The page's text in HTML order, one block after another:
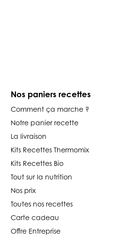
Nos paniers recettes
Comment ça marche ?
Notre panier recette
La livraison
Kits Recettes Thermomix
Kits Recettes Bio
Tout sur la nutrition
Nos prix
Toutes nos recettes
Carte cadeau
Offre Entreprise